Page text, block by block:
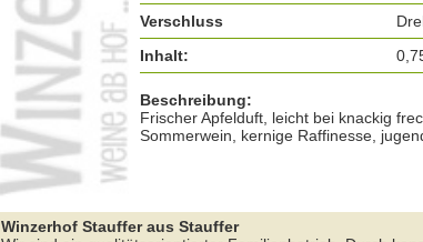
Verschluss
Inhalt:
Beschreibung:
Frischer Apfelduft, leicht bei knackig
Sommerwein, kernige Raffinesse,
Winzerhof Stauffer aus Stauffer